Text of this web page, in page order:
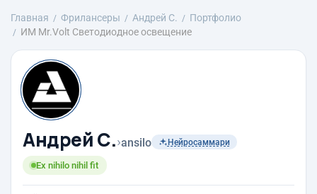
Главная Фрилансеры Андрей С.
Портфолио
ИМ Mr.Volt Светодиодное освещение
Андрей С.›ansilo Нейросаммари
Ex nihilo nihil fit